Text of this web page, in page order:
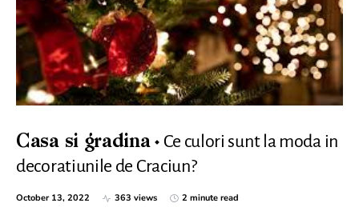
Casa si gradina
Ce culori sunt la moda in
decoratiunile de Craciun?
October 13, 2022 363 views 2 minute read